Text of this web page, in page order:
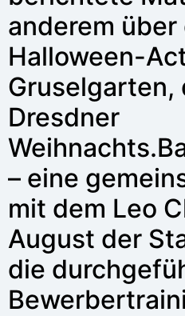
anderem über
Halloween-
Gruselgarten,
Dresdner
– eine
mit dem Leo
August der
die